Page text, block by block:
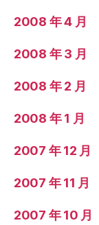
2008 年 4 月
2008 年 3 月
2008 年 2 月
2008 年 1 月
2007 年 12 月
2007 年 11 月
2007 年 10 月